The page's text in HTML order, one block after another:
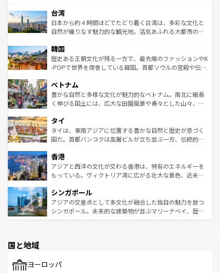
情報は
人々、おいしいローカルフードやハワイアンミュージッ
ク、伝統的なフラダンスなど、すべてがハワイの魅力を彩
っている。訪れるたびに新しい発見と感動が待っているハ
はコンテンツ一覧
リアリーフや大陸中央部にそびえるウルル（エアーズロッ
ク）、タスマニアの美しい原生林やケアンズの熱帯雨林な
ど、見どころがたくさん。また、カフェやワイン、オージ
いる。アクティビティも充実しており、サーフィンやダイ
ビング、ハイキングなど、アウトドア好きにはたまらな
い。オーストラリアの多彩な魅力を存分に味わいつくそ
参照してほしい。
台湾
日本から約４時間ほどでたどり着く台湾は、多彩な文化と
自然が織りなす魅力的な観光地。活気あふれる大都市の台
ン）、静ひつな山岳地帯である台湾東部など、都市の喧騒
と山間の静けさが共存しており、訪れる人に新しい発見と
驚きをもたらしてくれる。また、奥深い台湾の食文化も魅
容にもいいと評判のスイーツなど、バラエティ豊かな料理
が味わえる。 なお、新着の台湾情報は コンテンツ一覧を参
照してほしい。
韓国
歴史ある王朝文化が残る一方で、最先端のファッションやK
-POPで世界を席巻している韓国。首都ソウルの宮殿や伝統
き、地方に足を延ばせば四季折々の自然美を楽しむことが
できる。そして、キムチや焼肉、絶品のストリートフード
まで、さまざまな韓国料理が待っている。夜には、韓国な
リティに包まれながら、韓国の多彩な魅力を心ゆくまで味
わってみてほしい。 なお、新着の韓国情報はコンテンツ一
覧を参照してほしい。
ベトナム
豊かな自然と多様な文化が魅力的なベトナム。南北に細長
く伸びる国土には、広大な田園風景や青々とした山々、世
急速な発展と共に伝統が息づく。ハノイの古い町並みやホ
ーチミン市のフランス統治時代の建物も、独特の雰囲気を
醸し出している。また、バラエティの豊かさとおいしさで
とつ。フォーやバインミー、ベトナムコーヒーなどは、ぜ
ひ現地で味わいたい。どの地域を訪れてもあたたかい人々
が旅行者を迎えてくれるので、きっと忘れられない旅にな
参照してほしい。
タイ
タイは、東南アジアに位置する豊かな自然と歴史が息づく
国だ。首都バンコクは高層ビルが立ち並ぶ一方、伝統的な
の活気が交差している。北部ではチェンマイなどの山岳地
帯で自然と触れ合い、南部ではプーケットやクラビの美し
いビーチでリゾート気分を楽しむことができる。タイ料理
激する。気候は一年中温暖で、どの季節にも異なる楽しみ
が待っている。親しみやすいタイの人々、仏教を中心とし
た文化、そして多様な観光資源が、訪れる旅人を魅了し続
香港
アジアと西洋の文化が交わる香港は、特有のエネルギーを
もっている。ヴィクトリア湾に広がる壮大な景色、近未来
み、どこを訪れても感動するはず。観光スポットが密集し
ており、効率よく見どころを回れるのも魅力。息をのむよ
うな絶景から文化的な体験まで、香港を存分に楽しみ尽く
シンガポール
アジアの交差点として多文化が融合した独自の魅力を放つ
シンガポール。未来的な建築物が並ぶマリーナベイ、歴史
で、ホーカーズは地元の風情を楽しめる外せないスポット
国と地域
ヨーロッパ